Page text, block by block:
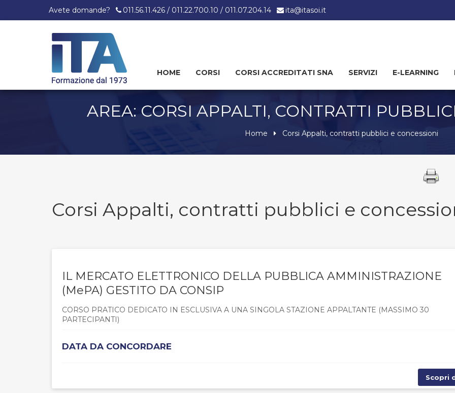
to
Avete domande? 011.56.11.426 / 011.22.700.10 / 011.07.204.14 ita@itasoi.it
HOME CORSI CORSI ACCREDITATI SNA SERVIZI E-LEARNING
AREA: CORSI APPALTI, CONTRATTI
Home Corsi Appalti, contratti pubblici e concessioni
Corsi Appalti, contratti pubblici e
IL MERCATO ELETTRONICO DELLA PUBBLICA AMMINISTRAZIONE
(MePA) GESTITO DA CONSIP
CORSO PRATICO DEDICATO IN ESCLUSIVA A UNA SINGOLA STAZIONE APPALTANTE (MASSIMO 30
PARTECIPANTI)
DATA DA CONCORDARE
Scopri